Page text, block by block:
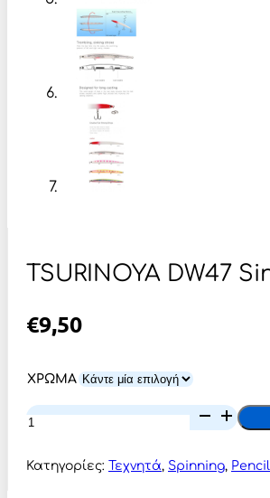
TSURINOYA DW47
€9,50
ΧΡΩΜΑ
TSURINOYA
DW47
Pencil
Κατηγορίες: Τεχνητά, Spinning,